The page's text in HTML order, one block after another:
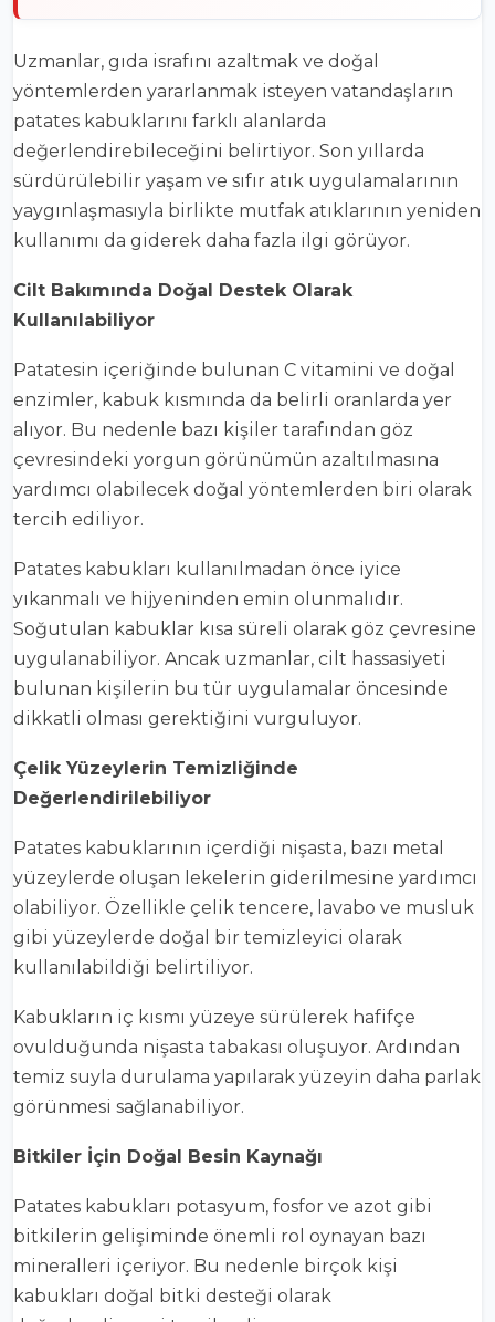
Uzmanlar, gıda israfını azaltmak ve doğal
yöntemlerden yararlanmak isteyen vatandaşların
patates kabuklarını farklı alanlarda
değerlendirebileceğini belirtiyor. Son yıllarda
sürdürülebilir yaşam ve sıfır atık uygulamalarının
yaygınlaşmasıyla birlikte mutfak atıklarının yeniden
kullanımı da giderek daha fazla ilgi görüyor.
Cilt Bakımında Doğal Destek Olarak
Kullanılabiliyor
Patatesin içeriğinde bulunan C vitamini ve doğal
enzimler, kabuk kısmında da belirli oranlarda yer
alıyor. Bu nedenle bazı kişiler tarafından göz
çevresindeki yorgun görünümün azaltılmasına
yardımcı olabilecek doğal yöntemlerden biri olarak
tercih ediliyor.
Patates kabukları kullanılmadan önce iyice
yıkanmalı ve hijyeninden emin olunmalıdır.
Soğutulan kabuklar kısa süreli olarak göz çevresine
uygulanabiliyor. Ancak uzmanlar, cilt hassasiyeti
bulunan kişilerin bu tür uygulamalar öncesinde
dikkatli olması gerektiğini vurguluyor.
Çelik Yüzeylerin Temizliğinde
Değerlendirilebiliyor
Patates kabuklarının içerdiği nişasta, bazı metal
yüzeylerde oluşan lekelerin giderilmesine yardımcı
olabiliyor. Özellikle çelik tencere, lavabo ve musluk
gibi yüzeylerde doğal bir temizleyici olarak
kullanılabildiği belirtiliyor.
Kabukların iç kısmı yüzeye sürülerek hafifçe
ovulduğunda nişasta tabakası oluşuyor. Ardından
temiz suyla durulama yapılarak yüzeyin daha parlak
görünmesi sağlanabiliyor.
Bitkiler İçin Doğal Besin Kaynağı
Patates kabukları potasyum, fosfor ve azot gibi
bitkilerin gelişiminde önemli rol oynayan bazı
mineralleri içeriyor. Bu nedenle birçok kişi
kabukları doğal bitki desteği olarak